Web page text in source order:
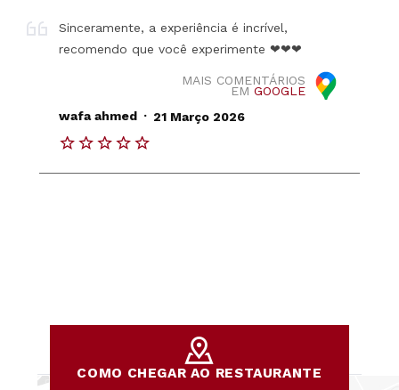
Sinceramente, a experiência é incrível,
recomendo que você experimente ❤❤❤
MAIS COMENTÁRIOS
EM GOOGLE
wafa ahmed
. 21 Março 2026
COMO CHEGAR AO RESTAURANTE